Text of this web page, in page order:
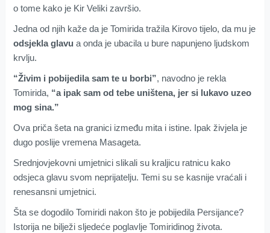
o tome kako je Kir Veliki završio.
Jedna od njih kaže da je Tomirida tražila Kirovo tijelo, da mu je
odsjekla glavua onda je ubacila u bure napunjeno ljudskom
krvlju.
“Živim i pobijedila sam te u borbi”, navodno je rekla
Tomirida, “a ipak sam od tebe uništena, jer si lukavo uzeo
mog sina.”
Ova priča šeta na granici između mita i istine. Ipak živjela je
dugo poslije vremena Masageta.
Srednjovjekovni umjetnici slikali su kraljicu ratnicu kako
odsjeca glavu svom neprijatelju. Temi su se kasnije vraćali i
renesansni umjetnici.
Šta se dogodilo Tomiridi nakon što je pobijedila Persijance?
Istorija ne bilježi sljedeće poglavlje Tomiridinog života.